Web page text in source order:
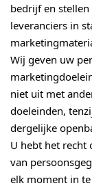
bedrijf en
leveranciers in
Wij geven uw
niet uit met
doeleinden,
dergelijke
U hebt het recht
van
elk moment in